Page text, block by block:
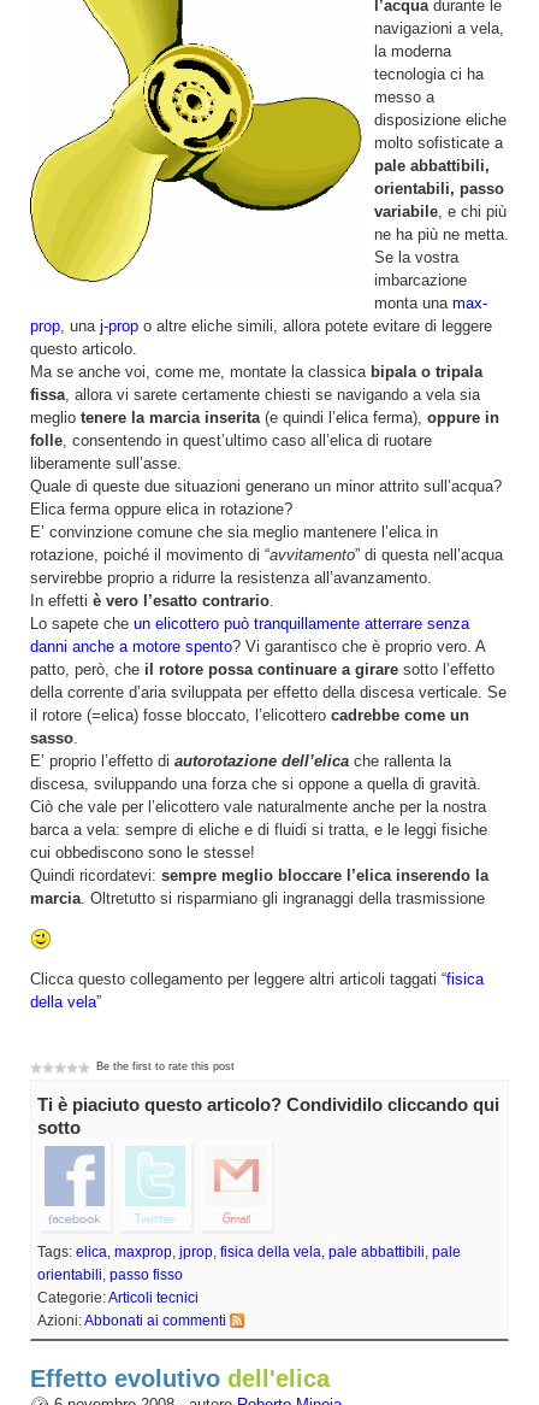
l’acqua durante le
navigazioni a vela,
la moderna
tecnologia ci ha
messo a
disposizione eliche
molto sofisticate a
pale abbattibili,
orientabili, passo
variabile , e chi più
ne ha più ne metta.
Se la vostra
imbarcazione
monta una max-
prop , una j-prop o altre eliche simili, allora potete evitare di leggere
questo articolo.
Ma se anche voi, come me, montate la classica bipala o tripala
fissa , allora vi sarete certamente chiesti se navigando a vela sia
meglio tenere la marcia inserita (e quindi l’elica ferma), oppure in
folle , consentendo in quest’ultimo caso all’elica di ruotare
liberamente sull’asse.
Quale di queste due situazioni generano un minor attrito sull’acqua?
Elica ferma oppure elica in rotazione?
E’ convinzione comune che sia meglio mantenere l’elica in
rotazione, poiché il movimento di “avvitamento” di questa nell’acqua
servirebbe proprio a ridurre la resistenza all’avanzamento.
In effetti è vero l’esatto contrario
Lo sapete che un elicottero può tranquillamente atterrare senza
danni anche a motore spento? Vi garantisco che è proprio vero. A
patto, però, che il rotore possa continuare a girare sotto l’effetto
della corrente d’aria sviluppata per effetto della discesa verticale. Se
il rotore (=elica) fosse bloccato, l’elicottero cadrebbe come un
sasso
E’ proprio l’effetto di autorotazione dell’elica che rallenta la
discesa, sviluppando una forza che si oppone a quella di gravità.
Ciò che vale per l’elicottero vale naturalmente anche per la nostra
barca a vela: sempre di eliche e di fluidi si tratta, e le leggi fisiche
cui obbediscono sono le stesse!
Quindi ricordatevi: sempre meglio bloccare l’elica inserendo la
marcia . Oltretutto si risparmiano gli ingranaggi della trasmissione
Clicca questo collegamento per leggere altri articoli taggati “fisica
della vela”
Be the first to rate this post
Ti è piaciuto questo articolo? Condividilo cliccando qui
sotto
Tags: elica maxprop jprop fisica della vela pale abbattibili pale
orientabili passo fisso
Categorie:Articoli tecnici
Azioni:Abbonati ai commenti
Effetto evolutivo dell'elica